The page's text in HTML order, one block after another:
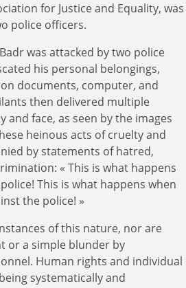
for Justice and Equality, was
police officers.
was attacked by two police
his personal belongings,
documents, computer, and
then delivered multiple
and face, as seen by the images
heinous acts of cruelty and
by statements of hatred,
« This is what happens
This is what happens when
the police! »
of this nature, nor are
or a simple blunder by
Human rights and individual
systematically and